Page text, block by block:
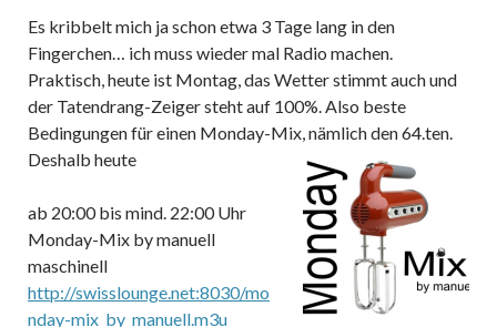
Es kribbelt mich ja schon etwa 3 Tage lang in den
Fingerchen… ich muss wieder mal Radio machen.
Praktisch, heute ist Montag, das Wetter stimmt auch und
der Tatendrang-Zeiger steht auf 100%. Also beste
Bedingungen für einen Monday-Mix, nämlich den 64.ten.
Deshalb heute
ab 20:00 bis mind. 22:00 Uhr
Monday-Mix by manuell
maschinell
http://swisslounge.net:8030/mo
nday-mix_by_manuell.m3u